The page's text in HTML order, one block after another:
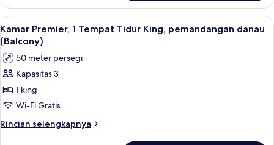
Kamar
Standar,
1
Tempat
Tidur
King
Lihat
semua
foto
untuk
Kamar
Premier,
1
Tempat
Seprai premium, minibar, brankas,
8
Kamar Premier, 1 Tempat Tidur King, pemandangan danau
(Balcony)
50 meter persegi
Kapasitas 3
1 king
Wi-Fi Gratis
Rincian selengkapnya
Rincian